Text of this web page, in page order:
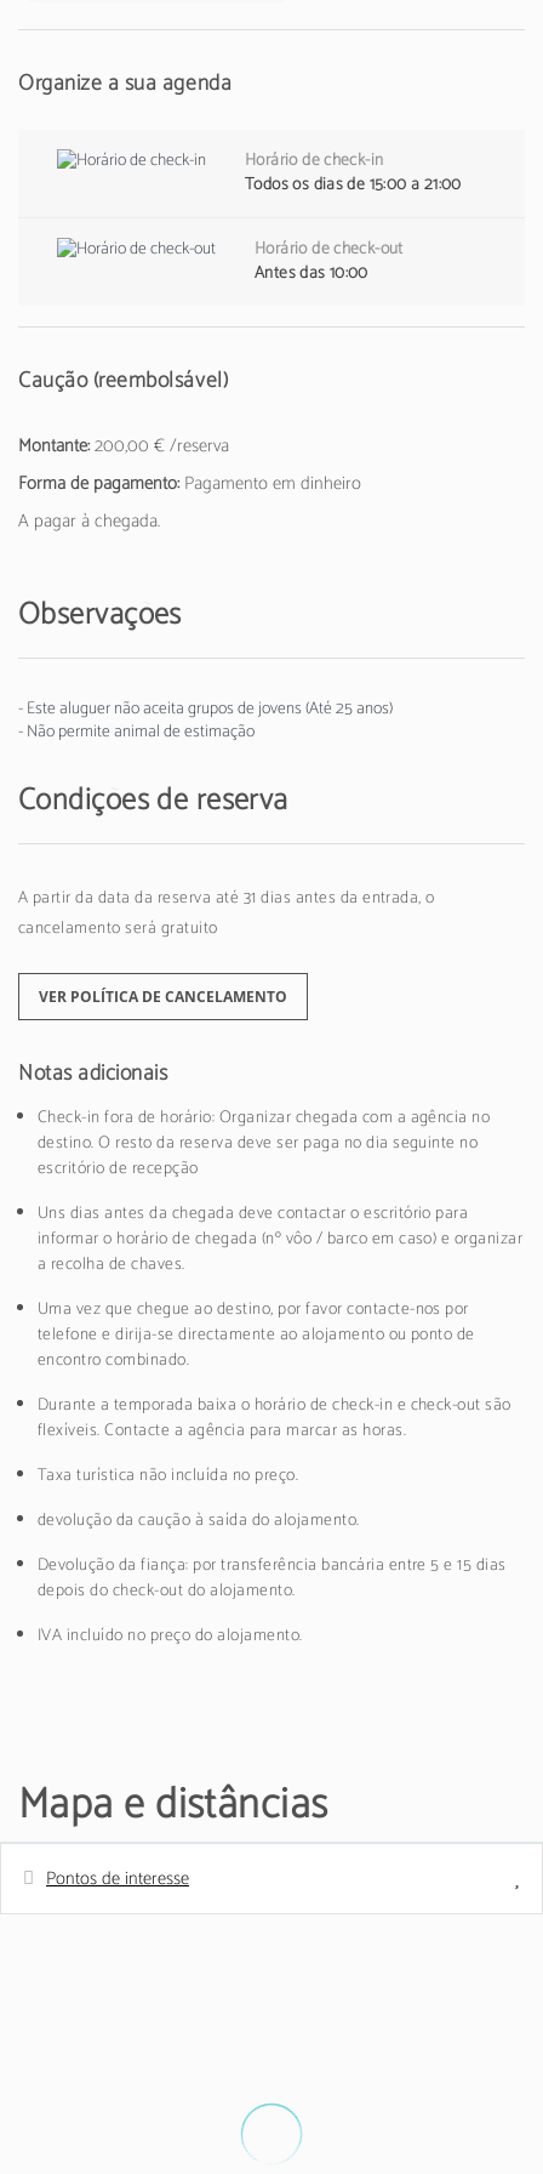
Organize a sua agenda
Horário de check-in
Todos os dias de 15:00 a 21:00
Horário de check-out
Antes das 10:00
Caução (reembolsável)
Montante:200,00 € /reserva
Forma de pagamento:Pagamento em dinheiro
A pagar à chegada.
Observações
- Este aluguer não aceita grupos de jovens (Até 25 anos)
- Não permite animal de estimação
Condições de reserva
A partir da data da reserva até 31 dias antes da entrada, o
cancelamento será gratuito
VER POLÍTICA DE CANCELAMENTO
Notas adicionais
Check-in fora de horário: Organizar chegada com a agência no
destino. O resto da reserva deve ser paga no dia seguinte no
escritório de recepção
Uns dias antes da chegada deve contactar o escritório para
informar o horário de chegada (nº vôo / barco em caso) e organizar
a recolha de chaves.
Uma vez que chegue ao destino, por favor contacte-nos por
telefone e dirija-se directamente ao alojamento ou ponto de
encontro combinado.
Durante a temporada baixa o horário de check-in e check-out são
flexíveis. Contacte a agência para marcar as horas.
Taxa turística não incluída no preço.
devolução da caução à saída do alojamento.
Devolução da fiança: por transferência bancária entre 5 e 15 dias
depois do check-out do alojamento.
IVA incluído no preço do alojamento.
Mapa e distâncias
Pontos de interesse
Supermercado - Inter marche